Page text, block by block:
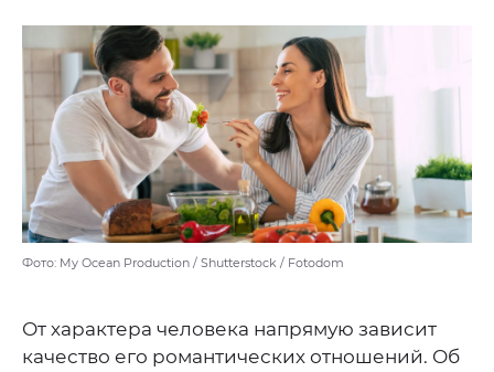
Фото: My Ocean Production / Shutterstock / Fotodom
От характера человека напрямую зависит
качество его романтических отношений. Об